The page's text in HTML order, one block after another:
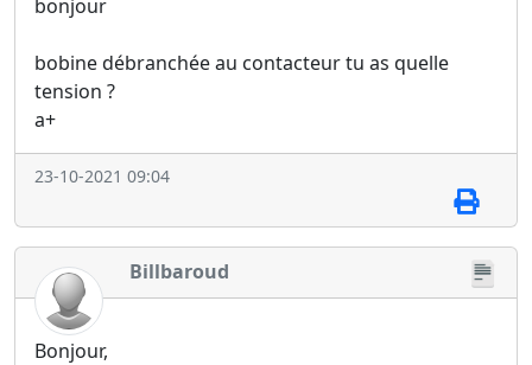
bonjour
bobine débranchée au contacteur tu as quelle
tension ?
a+
23-10-2021 09:04
Billbaroud
Bonjour,